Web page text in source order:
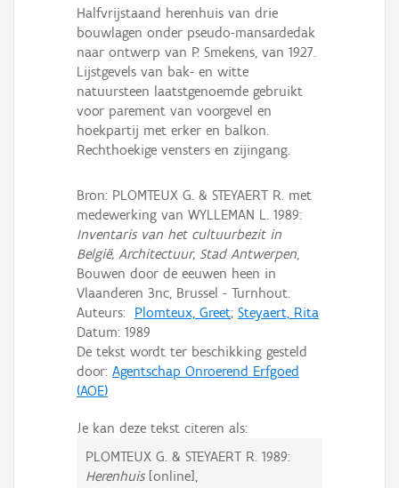
Halfvrijstaand herenhuis van drie
bouwlagen onder pseudo-mansardedak
naar ontwerp van P. Smekens, van 1927.
Lijstgevels van bak- en witte
natuursteen laatstgenoemde gebruikt
voor parement van voorgevel en
hoekpartij met erker en balkon.
Rechthoekige vensters en zijingang.
Bron: PLOMTEUX G. & STEYAERT R. met
medewerking van WYLLEMAN L. 1989:
Inventaris van het cultuurbezit in
België, Architectuur, Stad Antwerpen,
Bouwen door de eeuwen heen in
Vlaanderen 3nc, Brussel - Turnhout.
Auteurs: Plomteux, Greet; Steyaert, Rita
Datum: 1989
De tekst wordt ter beschikking gesteld
door: Agentschap Onroerend Erfgoed
(AOE)
Je kan deze tekst citeren als:
PLOMTEUX G. & STEYAERT R. 1989:
Herenhuis[online],